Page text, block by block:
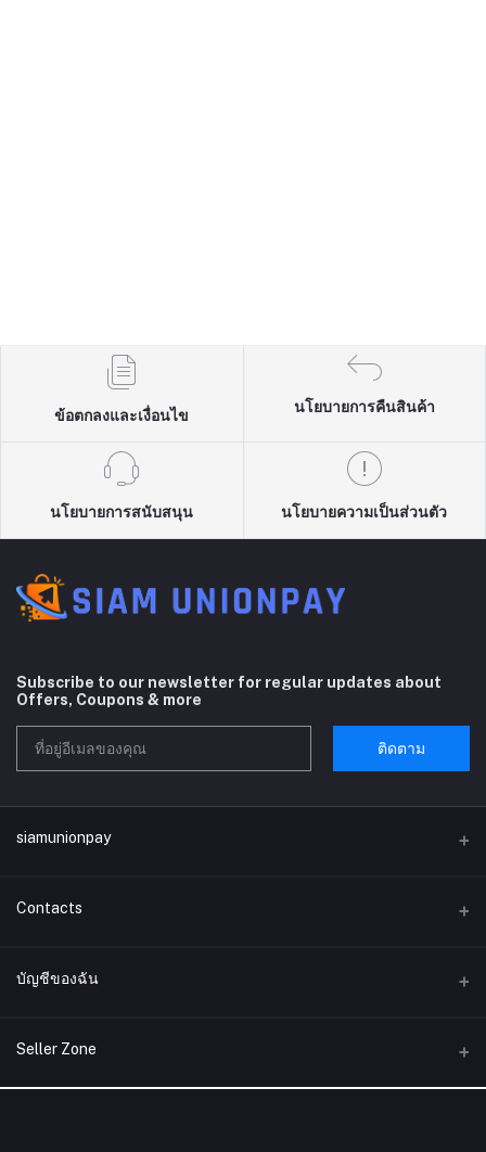
ข้อตกลงและเงื่อนไข
นโยบายการคืนสินค้า
นโยบายการสนับสนุน นโยบายความเป็นส่วนตัว
Subscribe to our newsletter for regular updates about
Offers, Coupons & more
ติดตาม
siamunionpay
Contacts
ที่อยู่
โทรศัพท์
อีเมล์
บัญชีของฉัน
เข้าสู่ระบบ
ประวัติการสั่งซื้อ
Seller Zone